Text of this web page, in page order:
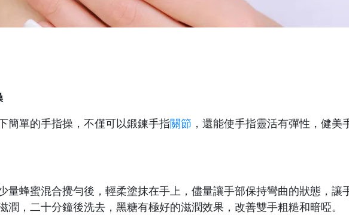
簡單的手指操，不僅可以鍛鍊手指關節 ，還能使手指靈活有彈性，健美
量蜂蜜混合攪勻後，輕柔塗抹在手上，儘量讓手部保持彎曲的狀態，讓
潤，二十分鐘後洗去，黑糖有極好的滋潤效果，改善雙手粗糙和暗啞。